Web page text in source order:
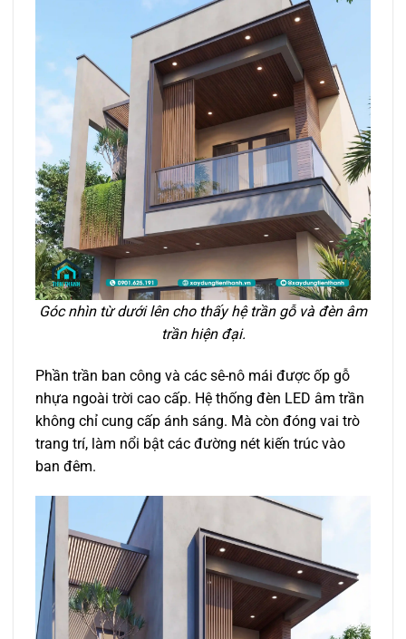
Góc nhìn từ dưới lên cho thấy hệ trần gỗ và đèn âm
trần hiện đại.
Phần trần ban công và các sê-nô mái được ốp gỗ
nhựa ngoài trời cao cấp. Hệ thống đèn LED âm trần
không chỉ cung cấp ánh sáng. Mà còn đóng vai trò
trang trí, làm nổi bật các đường nét kiến trúc vào
ban đêm.